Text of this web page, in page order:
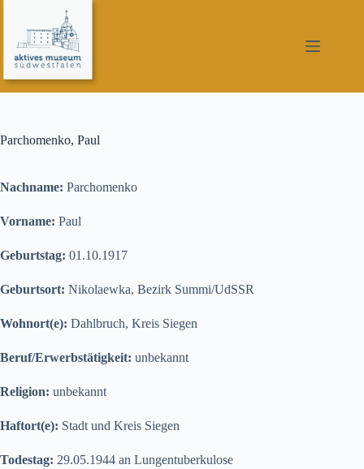
springen
Parchomenko, Paul
Nachname: Parchomenko
Vorname: Paul
Geburtstag: 01.10.1917
Geburtsort: Nikolaewka, Bezirk Summi/UdSSR
Wohnort(e): Dahlbruch, Kreis Siegen
Beruf/Erwerbstätigkeit: unbekannt
Religion: unbekannt
Haftort(e): Stadt und Kreis Siegen
Todestag: 29.05.1944 an Lungentuberkulose